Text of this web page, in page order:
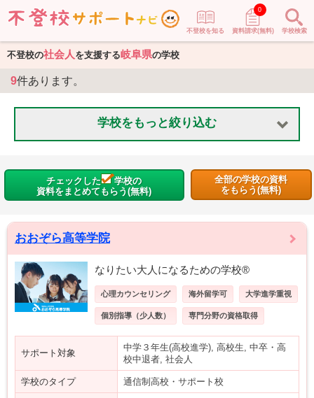
不登校を知る 資料請求(無料)
0
学校検索
不登校の社会人 を支援する岐阜県の学校
9件あります。
学校をもっと絞り込む
チェックした
学校の
資料をまとめてもらう(無料)
全部の学校の資料
をもらう(無料)
おおぞら高等学院
なりたい大人になるための学校®
心理カウンセリング 海外留学可 大学進学重視
個別指導（少人数） 専門分野の資格取得
サポート対象
中学３年生(高校進学), 高校生, 中卒・高
校中退者, 社会人
学校のタイプ 通信制高校・サポート校